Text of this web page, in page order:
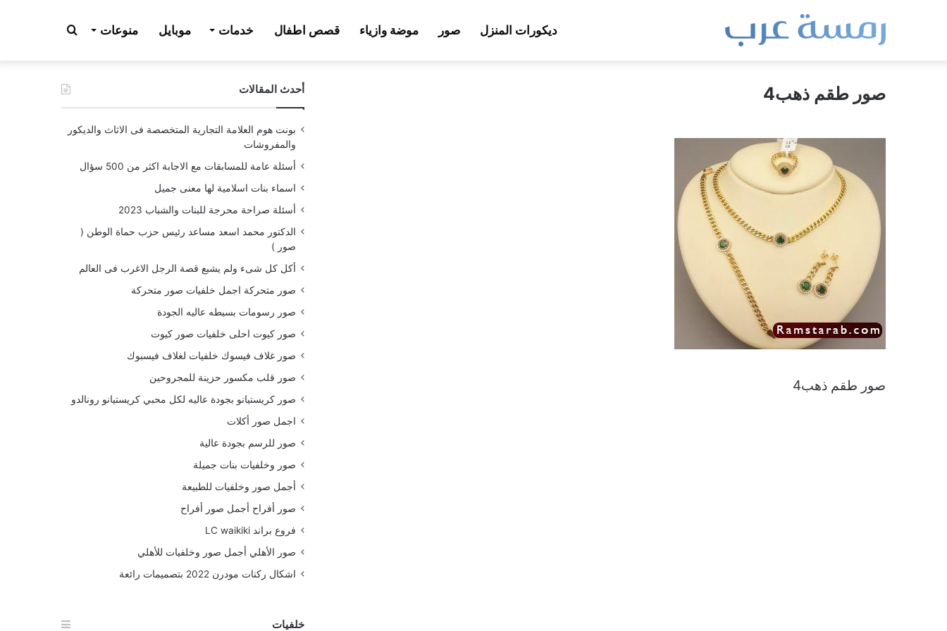
ديكورات المنزل صور موضة وازياء قصص اطفال خدمات موبايل منوعات بحث
عن صور طقم ذهب4
صور طقم ذهب4
أحدث المقالات
بونت هوم العلامة التجارية المتخصصة فى الاثاث والديكور
والمفروشات
أسئلة عامة للمسابقات مع الاجابة اكثر من 500 سؤال
اسماء بنات اسلامية لها معنى جميل
أسئلة صراحة محرجة للبنات والشباب 2023
الدكتور محمد اسعد مساعد رئيس حزب حماة الوطن (
صور )
أكل كل شىء ولم يشبع قصة الرجل الاغرب فى العالم
صور متحركة اجمل خلفيات صور متحركة
صور رسومات بسيطه عاليه الجودة
صور كيوت احلى خلفيات صور كيوت
صور غلاف فيسوك خلفيات لغلاف فيسبوك
صور قلب مكسور حزينة للمجروحين
صور كريستيانو بجودة عاليه لكل محبي كريستيانو رونالدو
اجمل صور أكلات
صور للرسم بجودة عالية
صور وخلفيات بنات جميلة
أجمل صور وخلفيات للطبيعة
صور أفراح أجمل صور أفراح
فروع براند LC waikiki
صور الأهلي أجمل صور وخلفيات للأهلي
اشكال ركنات مودرن 2022 بتصميمات رائعة
خلفيات